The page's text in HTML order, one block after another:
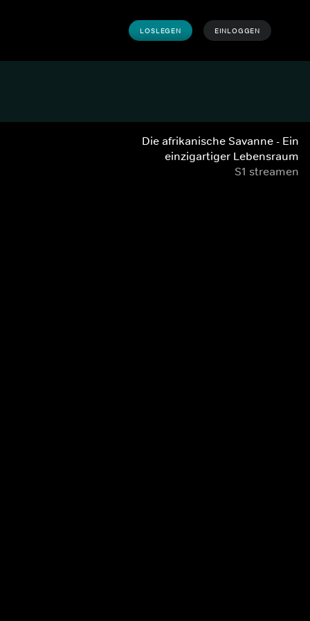
LOSLEGEN EINLOGGEN
Die afrikanische Savanne - Ein
einzigartiger Lebensraum
S1 streamen